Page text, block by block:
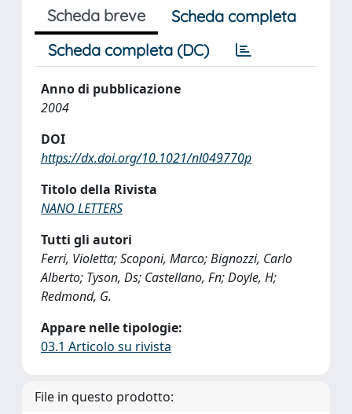
Scheda breve
Scheda completa
Scheda completa (DC)
Anno di pubblicazione
2004
DOI
https://dx.doi.org/10.1021/nl049770p
Titolo della Rivista
NANO LETTERS
Tutti gli autori
Ferri, Violetta; Scoponi, Marco; Bignozzi, Carlo
Alberto; Tyson, Ds; Castellano, Fn; Doyle, H;
Redmond, G.
Appare nelle tipologie:
03.1 Articolo su rivista
File in questo prodotto: